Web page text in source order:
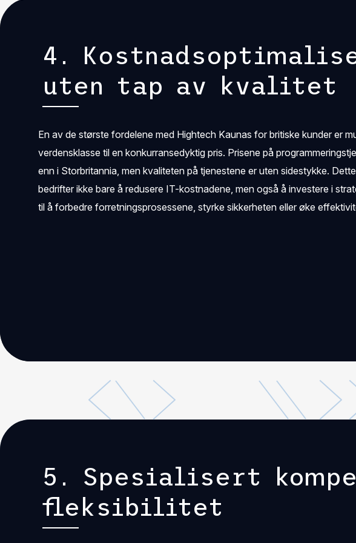
4.
uten tap av kvalitet
En av de største fordelene med Hightech Kaunas for britiske kunder er
verdensklasse til en konkurransedyktig pris. Prisene på
enn i Storbritannia, men kvaliteten på tjenestene er uten sidestykke.
bedrifter ikke bare å redusere IT-kostnadene, men også å investere i
til å forbedre forretningsprosessene, styrke sikkerheten eller øke
5. Spesialisert
fleksibilitet